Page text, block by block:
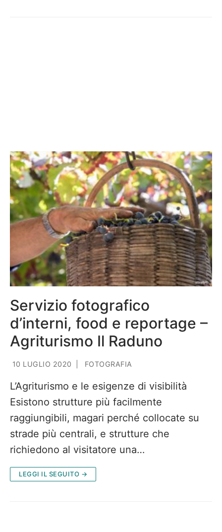
Servizio fotografico
d’interni, food e reportage –
Agriturismo Il Raduno
10 LUGLIO 2020 FOTOGRAFIA
L’Agriturismo e le esigenze di visibilità
Esistono strutture più facilmente
raggiungibili, magari perché collocate su
strade più centrali, e strutture che
richiedono al visitatore una…
LEGGI IL SEGUITO →